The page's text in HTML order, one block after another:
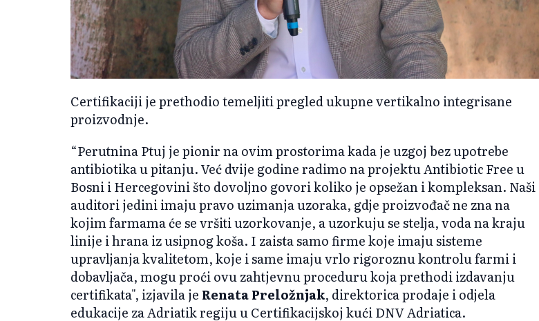
Certifikaciji je prethodio temeljiti pregled ukupne vertikalno integrisane
proizvodnje.
“Perutnina Ptuj je pionir na ovim prostorima kada je uzgoj bez upotrebe
antibiotika u pitanju. Već dvije godine radimo na projektu Antibiotic Free u
Bosni i Hercegovini što dovoljno govori koliko je opsežan i kompleksan. Naši
auditori jedini imaju pravo uzimanja uzoraka, gdje proizvođač ne zna na
kojim farmama će se vršiti uzorkovanje, a uzorkuju se stelja, voda na kraju
linije i hrana iz usipnog koša. I zaista samo firme koje imaju sisteme
upravljanja kvalitetom, koje i same imaju vrlo rigoroznu kontrolu farmi i
dobavljača, mogu proći ovu zahtjevnu proceduru koja prethodi izdavanju
certifikata", izjavila je Renata Preložnjak, direktorica prodaje i odjela
edukacije za Adriatik regiju u Certifikacijskoj kući DNV Adriatica.